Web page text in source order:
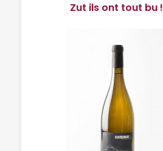
Zut ils ont tout bu !